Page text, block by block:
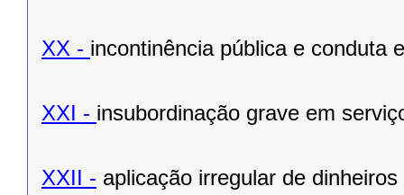
XX - incontinência pública e conduta
XXI - insubordinação grave em
XXII - aplicação irregular de